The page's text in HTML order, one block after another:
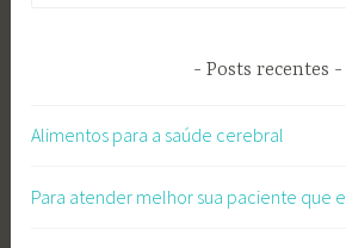
Posts recentes
Alimentos para a saúde cerebral
Para atender melhor sua paciente que